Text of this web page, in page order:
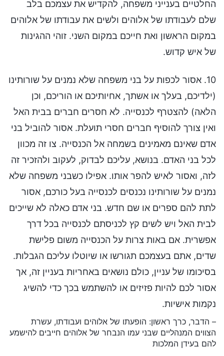
החלטיים בענייני משפחה, להקדיש את עצמכם בלב
שלם לעבודתו של אלוהים ולשים את עבודתו של אלוהים
במקום הראשון ואת חייכם במקום השני. זוהי ההגינות
של איש קדוש.
10. אסור לכפות על בני משפחה שלא נמנים על שורותינו
(ילדיכם, בעלך או אשתך, אחיותיכם או הוריכם, וכן
הלאה) להצטרף לכנסייה. לא חסרים חברים בבית האל
ואין צורך להוסיף חברים חסרי תועלת. אסור להוביל בני
אדם שאינם מאמינים בשמחה אל הכנסייה. צו זה מכוון
לכל בני האדם. בנושא, עליכם לבדוק, לעקוב ולהזכיר זה
לזה, ואסור לאיש להפר אותו. אפילו כשבני משפחה שלא
נמנים על שורותינו נכנסים לכנסייה בעל כורכם, אסור
לתת להם ספרים או שם חדש. בני אדם כאלה לא שייכים
לבית האל ויש לשים קץ לכניסתם לכנסייה בכל דרך
אפשרית. אם באות צרות על הכנסייה משום פלישת
שדים, אתם בעצמכם תגורשו או שיוטלו עליכם הגבלות.
בסיכומו של עניין, כולם נושאים באחריות בעניין זה, אך
אסור לכם להיות פזיזים או להשתמש בכך כדי להשיג
נקמות אישיות.
– הדבר, כרך ראשון: הופעתו של אלוהים ועבודתו, עשרת
הצווים המנהליים שבני עמו הנבחר של אלוהים חייבים להישמע
להם בעידן המלכות